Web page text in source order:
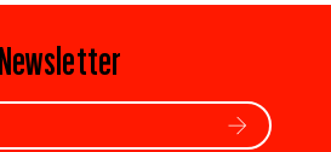
Newsletter